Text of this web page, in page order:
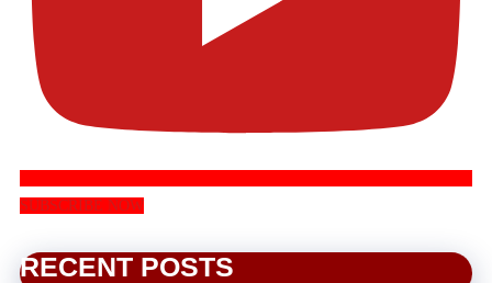
SUBSCRIBE NOW
RECENT POSTS